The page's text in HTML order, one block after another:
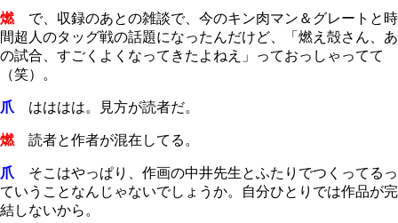
燃で、収録のあとの雑談で、今のキン肉マン＆グレートと時
間超人のタッグ戦の話題になったんだけど、「燃え殻さん、あ
の試合、すごくよくなってきたよねえ」っておっしゃってて
（笑）。
爪 はははは。見方が読者だ。
燃読者と作者が混在してる。
爪 そこはやっぱり、作画の中井先生とふたりでつくってるっ
ていうことなんじゃないでしょうか。自分ひとりでは作品が完
結しないから。